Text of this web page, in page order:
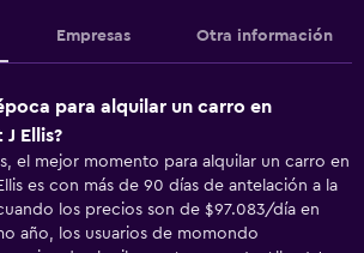
Empresas Otra información
para alquilar un carro en
Ellis?
el mejor momento para alquilar un carro en
es con más de 90 días de antelación a la
los precios son de $97.083/día en
año, los usuarios de momondo